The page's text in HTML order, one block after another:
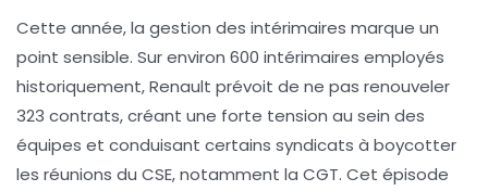
Cette année, la gestion des intérimaires marque un
point sensible. Sur environ 600 intérimaires employés
historiquement, Renault prévoit de ne pas renouveler
323 contrats, créant une forte tension au sein des
équipes et conduisant certains syndicats à boycotter
les réunions du CSE, notamment la CGT. Cet épisode